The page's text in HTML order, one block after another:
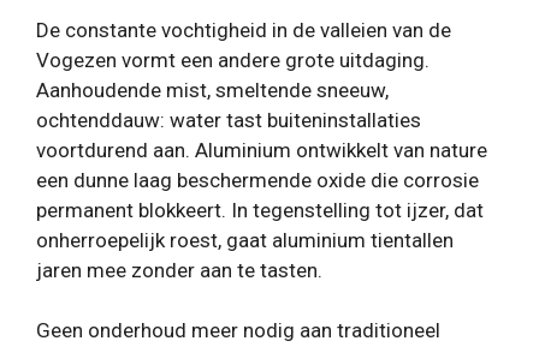
De constante vochtigheid in de valleien van de
Vogezen vormt een andere grote uitdaging.
Aanhoudende mist, smeltende sneeuw,
ochtenddauw: water tast buiteninstallaties
voortdurend aan. Aluminium ontwikkelt van nature
een dunne laag beschermende oxide die corrosie
permanent blokkeert. In tegenstelling tot ijzer, dat
onherroepelijk roest, gaat aluminium tientallen
jaren mee zonder aan te tasten.
Geen onderhoud meer nodig aan traditioneel